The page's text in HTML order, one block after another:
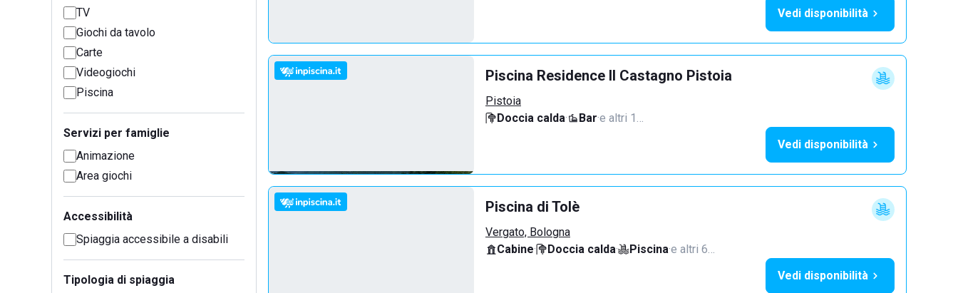
TV
Giochi da tavolo
Carte
Videogiochi
Piscina
Servizi per famiglie
Animazione
Area giochi
Accessibilità
Spiaggia accessibile a disabili
Tipologia di spiaggia
Vedi disponibilità
Piscina Residence Il Castagno Pistoia
Pistoia
Doccia calda· Bar·e altri 1…
Vedi disponibilità
Piscina di Tolè
Vergato, Bologna
Cabine· Doccia calda· Piscina·e altri 6…
Vedi disponibilità